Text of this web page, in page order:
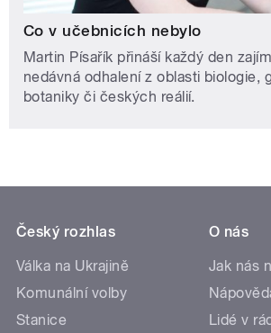
Co v učebnicích nebylo
Martin Písařík přináší každý den
nedávná odhalení z oblasti biologie,
botaniky či českých reálií.
Český rozhlas
Válka na Ukrajině
Komunální volby
Stanice
O nás
Jak nás
Lidé v